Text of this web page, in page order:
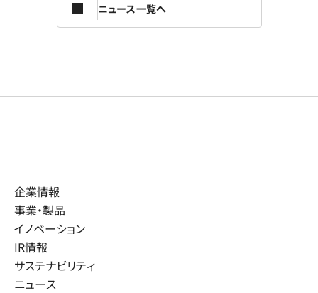
ニュース一覧へ
企業情報
事業・製品
イノベーション
IR情報
サステナビリティ
ニュース